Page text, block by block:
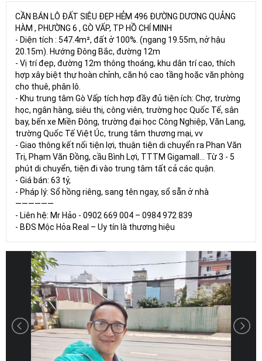
CẦN BÁN LÔ ĐẤT SIÊU ĐẸP HẺM 496 ĐƯỜNG DƯƠNG QUẢNG
HÀM , PHƯỜNG 6 , GÒ VẤP, TP HỒ CHÍ MINH
- Diện tích : 547.4m², đất ở 100%. (ngang 19.55m, nở hậu
20.15m). Hướng Đông Bắc, đường 12m
- Vị trí đẹp, đường 12m thông thoáng, khu dân trí cao, thích
hợp xây biệt thự hoàn chỉnh, căn hộ cao tầng hoặc văn phòng
cho thuê, phân lô.
- Khu trung tâm Gò Vấp tích hợp đầy đủ tiện ích: Chợ, trường
học, ngân hàng, siêu thị, công viên, trường học Quốc Tế, sân
bay, bến xe Miền Đông, trường đại học Công Nghiệp, Văn Lang,
trường Quốc Tế Việt Úc, trung tâm thương mại, vv
- Giao thông kết nối tiện lợi, thuận tiện di chuyển ra Phan Văn
Trị, Phạm Văn Đồng, cầu Bình Lợi, TTTM Gigamall... Từ 3 - 5
phút di chuyển, tiện đi vào trung tâm tất cả các quận.
- Giá bán: 63 tỷ,
- Pháp lý: Sổ hồng riêng, sang tên ngay, sổ sẵn ở nhà
——————
- Liên hệ: Mr Hảo - 0902 669 004 – 0984 972 839
- BĐS Mộc Hỏa Real – Uy tín là thương hiệu